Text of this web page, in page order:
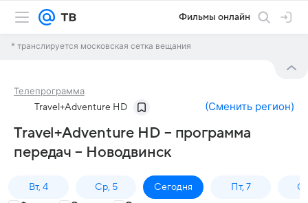
Фильмы онлайн
* транслируется московская сетка вещания
Телепрограмма
Travel+Adventure HD (Сменить регион)
Travel+Adventure HD – программа
передач – Новодвинск
Вт, 4 Ср, 5 Сегодня Пт, 7